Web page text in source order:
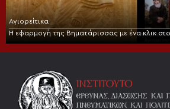
Αγιορείτικα
Η εφαρμογή της Βηματάρισσας με ένα κλικ